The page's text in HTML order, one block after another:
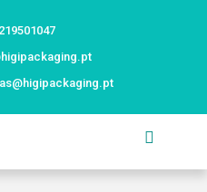
219501047